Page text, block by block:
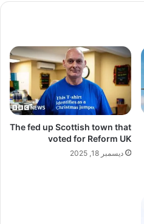
The fed up Scottish town that
voted for Reform UK
ديسمبر 18, 2025